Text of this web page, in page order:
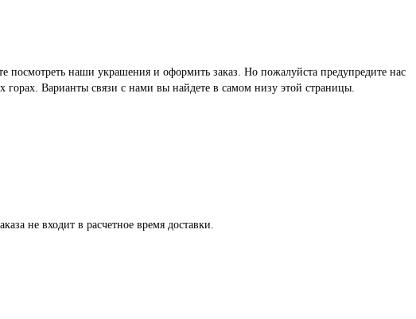
наши украшения и оформить заказ. Но пожалуйста предупредите нас
Варианты связи с нами вы найдете в самом низу этой страницы.
не входит в расчетное время доставки.